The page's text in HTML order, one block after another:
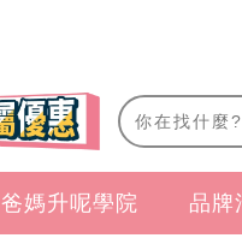
爸媽升呢學院 品牌